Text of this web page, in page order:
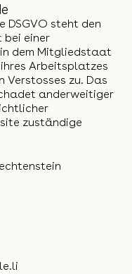
DSGVO steht den
bei einer
dem Mitgliedstaat
Arbeitsplatzes
Verstosses zu. Das
anderweitiger
zuständige